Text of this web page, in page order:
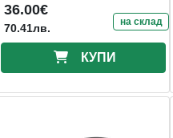
36.00€
70.41лв. на склад
КУПИ